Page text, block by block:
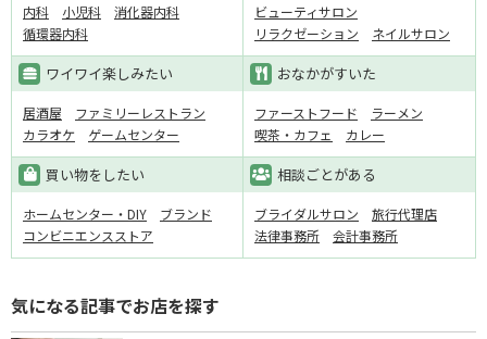
内科 小児科
消化器内科
循環器内科
ビューティサロン
リラクゼーション
ネイルサロン
ワイワイ楽しみたい
居酒屋
ファミリーレストラン
カラオケ
ゲームセンター
おなかがすいた
ファーストフード
ラーメン
喫茶・カフェ
カレー
買い物をしたい
ホームセンター・DIY
ブランド
コンビニエンスストア
相談ごとがある
ブライダルサロン
旅行代理店
法律事務所
会計事務所
気になる記事でお店を探す